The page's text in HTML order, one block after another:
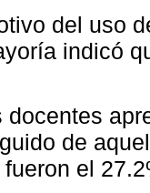
del uso
indicó
docentes
de
el